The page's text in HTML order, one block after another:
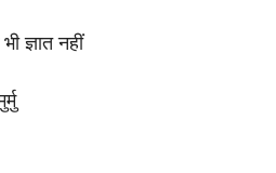
ज्ञात नहीं